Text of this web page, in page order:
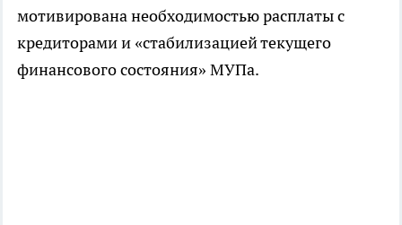
мотивирована необходимостью расплаты с
кредиторами и «стабилизацией текущего
финансового состояния» МУПа.